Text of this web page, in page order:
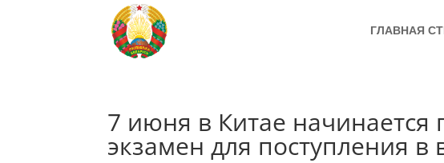
ГЛАВНАЯ
7 июня в Китае начинается
экзамен для поступления в